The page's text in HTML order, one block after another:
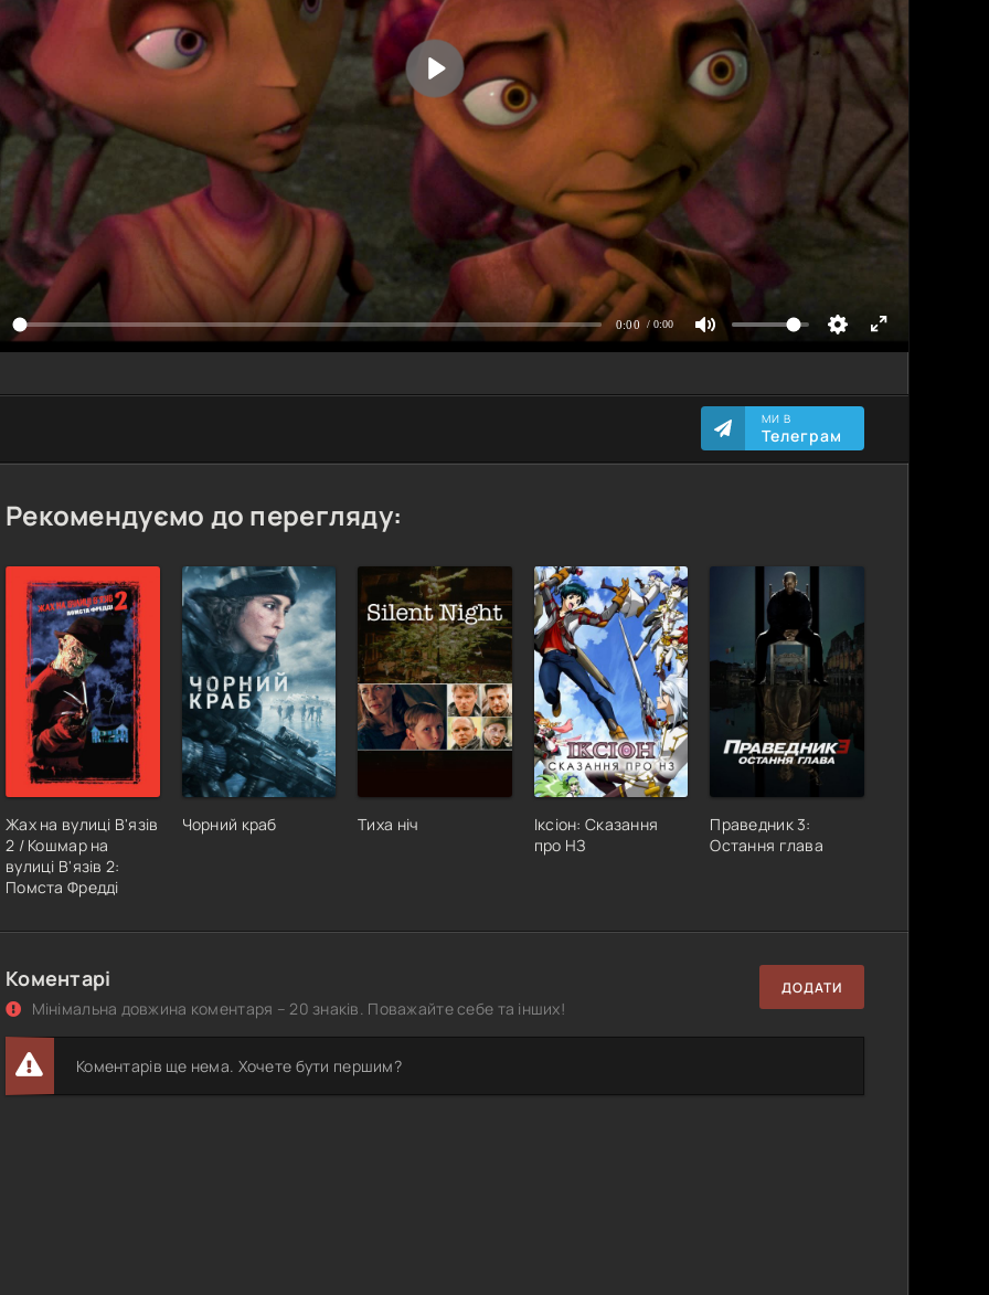
МИ В
Телеграм
Рекомендуємо до перегляду:
Жах на вулиці В'язів
2 / Кошмар на
вулиці В'язів 2:
Помста Фредді
Чорний краб Тиха ніч
Іксіон: Сказання
про НЗ
Праведник 3:
Остання глава
Коментарі
Мінімальна довжина коментаря – 20 знаків. Поважайте себе та інших!
ДОДАТИ
Коментарів ще нема. Хочете бути першим?